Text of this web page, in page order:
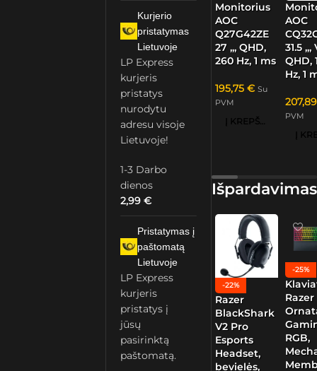
Kurjerio
pristatymas
Lietuvoje
LP Express
kurjeris
pristatys
nurodytu
adresu visoje
Lietuvoje!
1-3 Darbo
dienos
2,99€
Pristatymas į
paštomatą
Lietuvoje
LP Express
kurjeris
pristatys į
jūsų
pasirinktą
paštomatą.
Monitorius
AOC
Q27G42ZE
27 „, QHD,
260 Hz, 1 ms
195,75 € Su
PVM
Į KREPŠELĮ
AOC
31.5 „,
QHD,
Hz, 1
PVM
Išpardavimas
-22%
Razer
BlackShark
V2 Pro
Esports
Headset,
bevielės,
-25%
Razer
RGB,